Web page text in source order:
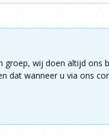
groep, wij doen altijd ons
dat wanneer u via ons